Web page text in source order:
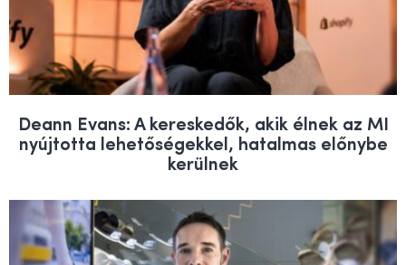
Deann Evans: A kereskedők, akik élnek az MI
nyújtotta lehetőségekkel, hatalmas előnybe
kerülnek